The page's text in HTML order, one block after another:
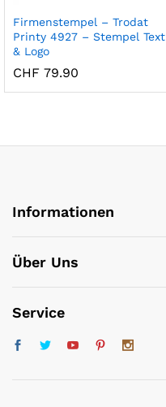
Firmenstempel – Trodat
Printy 4927 – Stempel Text
& Logo
CHF 79.90
Informationen
Über Uns
Service